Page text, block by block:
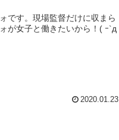
です。現場監督だけに収まら
が女子と働きたいから！( ｰ`д
2020.01.23